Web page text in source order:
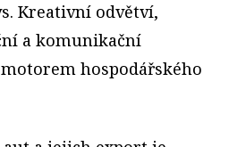
Kreativní odvětví,
a komunikační
hospodářského